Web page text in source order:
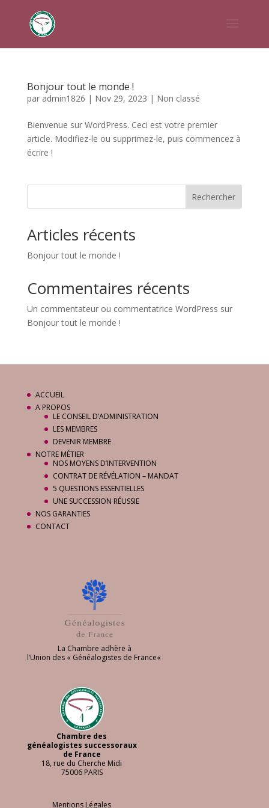
Bonjour tout le monde !
par admin1826 | Nov 29, 2023 | Non classé
Bienvenue sur WordPress. Ceci est votre premier
article. Modifiez-le ou supprimez-le, puis commencez à
écrire !
Rechercher
Articles récents
Bonjour tout le monde !
Commentaires récents
Un commentateur ou commentatrice WordPress sur
Bonjour tout le monde !
ACCUEIL
A PROPOS
LE CONSEIL D’ADMINISTRATION
LES MEMBRES
DEVENIR MEMBRE
NOTRE MÉTIER
NOS MOYENS D’INTERVENTION
CONTRAT DE RÉVÉLATION – MANDAT
5 QUESTIONS ESSENTIELLES
UNE SUCCESSION RÉUSSIE
NOS GARANTIES
CONTACT
La Chambre adhère à
l’Union des « Généalogistes de France«
Chambre des
généalogistes successoraux
de France
18, rue du Cherche Midi
75006 PARIS
Mentions Légales